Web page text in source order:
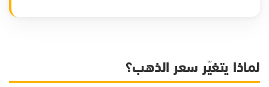
لماذا يتغيّر سعر الذهب؟